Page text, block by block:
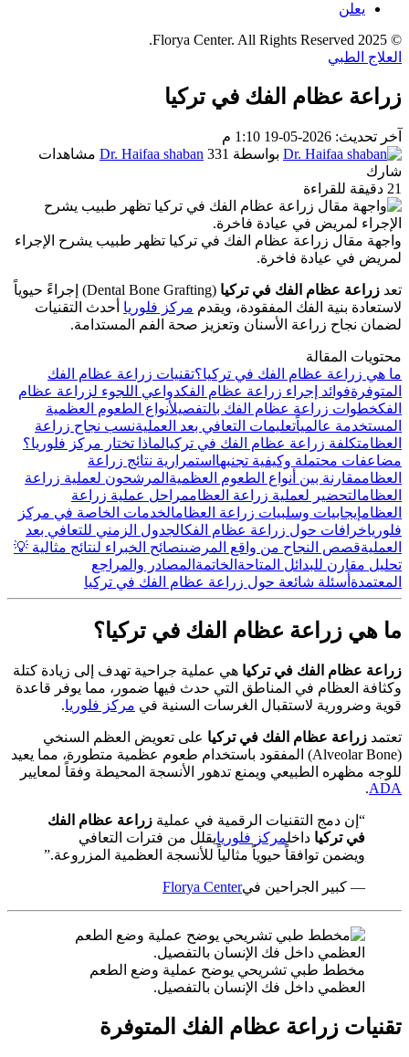
يعلن
© 2025 Florya Center. All Rights Reserved.
العلاج الطبي
زراعة عظام الفك في تركيا
آخر تحديث: 2026-05-19 1:10 م
بواسطة
Dr. Haifaa shaban 331 مشاهدات
شارك
21 دقيقة للقراءة
واجهة مقال زراعة عظام الفك في تركيا تظهر طبيب يشرح الإجراء
لمريض في عيادة فاخرة.
تعد زراعة عظام الفك في تركيا
(Dental Bone Grafting) إجراءً حيوياً
لاستعادة بنية الفك المفقودة، ويقدم مركز فلوريا أحدث التقنيات
لضمان نجاح زراعة الأسنان وتعزيز صحة الفم المستدامة.
محتويات المقالة
ما هي زراعة عظام الفك في تركيا؟تقنيات زراعة عظام الفك
المتوفرةفوائد إجراء زراعة عظام الفكدواعي اللجوء لزراعة عظام
الفكخطوات زراعة عظام الفك بالتفصيلأنواع الطعوم العظمية
المستخدمة عالمياًتعليمات التعافي بعد العمليةنسب نجاح زراعة
العظامتكلفة زراعة عظام الفك في تركيالماذا تختار مركز فلوريا؟
مضاعفات محتملة وكيفية تجنبها استمرارية نتائج زراعة
العظاممقارنة بين أنواع الطعوم العظمية المرشحون لعملية زراعة
العظامالتحضير لعملية زراعة العظاممراحل عملية زراعة
العظامإيجابيات وسلبيات زراعة العظامالخدمات الخاصة في مركز
فلورياخرافات حول زراعة عظام الفكالجدول الزمني للتعافي بعد
العمليةقصص النجاح من واقع المرضىنصائح الخبراء لنتائج مثالية 💡
تحليل مقارن للبدائل المتاحة الخاتمة المصادر والمراجع
المعتمدة أسئلة شائعة حول زراعة عظام الفك في تركيا
ما هي زراعة عظام الفك في تركيا؟
زراعة عظام الفك في تركيا هي عملية جراحية تهدف إلى زيادة كتلة
وكثافة العظام في المناطق التي حدث فيها ضمور، مما يوفر قاعدة
قوية وضرورية لاستقبال الغرسات السنية في مركز فلوريا.
تعتمد زراعة عظام الفك في تركيا على تعويض العظم السنخي
(Alveolar Bone) المفقود باستخدام طعوم عظمية متطورة، مما يعيد
للوجه مظهره الطبيعي ويمنع تدهور الأنسجة المحيطة وفقاً لمعايير
ADA
.
“إن دمج التقنيات الرقمية في عملية زراعة عظام الفك
في تركيا داخلمركز فلوريايقلل من فترات التعافي
ويضمن توافقاً حيوياً مثالياً للأنسجة العظمية المزروعة.”
— كبير الجراحين فيFlorya Center
مخطط طبي تشريحي يوضح عملية وضع الطعم
العظمي داخل فك الإنسان بالتفصيل.
تقنيات زراعة عظام الفك المتوفرة